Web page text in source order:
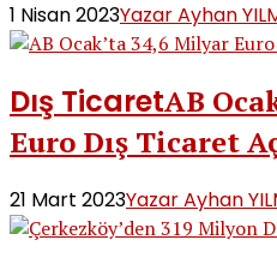
1 Nisan 2023Yazar Ayhan
Dış TicaretAB
Euro Dış Ticaret
21 Mart 2023Yazar Ayhan